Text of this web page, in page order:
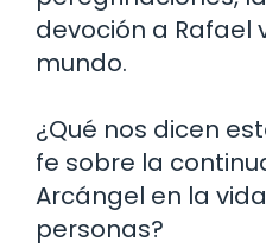
devoción a Rafael
mundo.
¿Qué nos dicen
fe sobre la
Arcángel en la
personas?